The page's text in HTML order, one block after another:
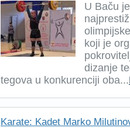
U Baču
koji je
dizanje
tegova u konkurenciji oba...
Karate: Kadet Marko